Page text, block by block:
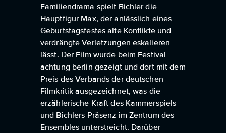
Familiendrama spielt Bichler die
Hauptfigur Max, der anlässlich eines
Geburtstagsfestes alte Konflikte und
verdrängte Verletzungen eskalieren
lässt. Der Film wurde beim Festival
achtung berlin gezeigt und dort mit dem
Preis des Verbands der deutschen
Filmkritik ausgezeichnet, was die
erzählerische Kraft des Kammerspiels
und Bichlers Präsenz im Zentrum des
Ensembles unterstreicht. Darüber